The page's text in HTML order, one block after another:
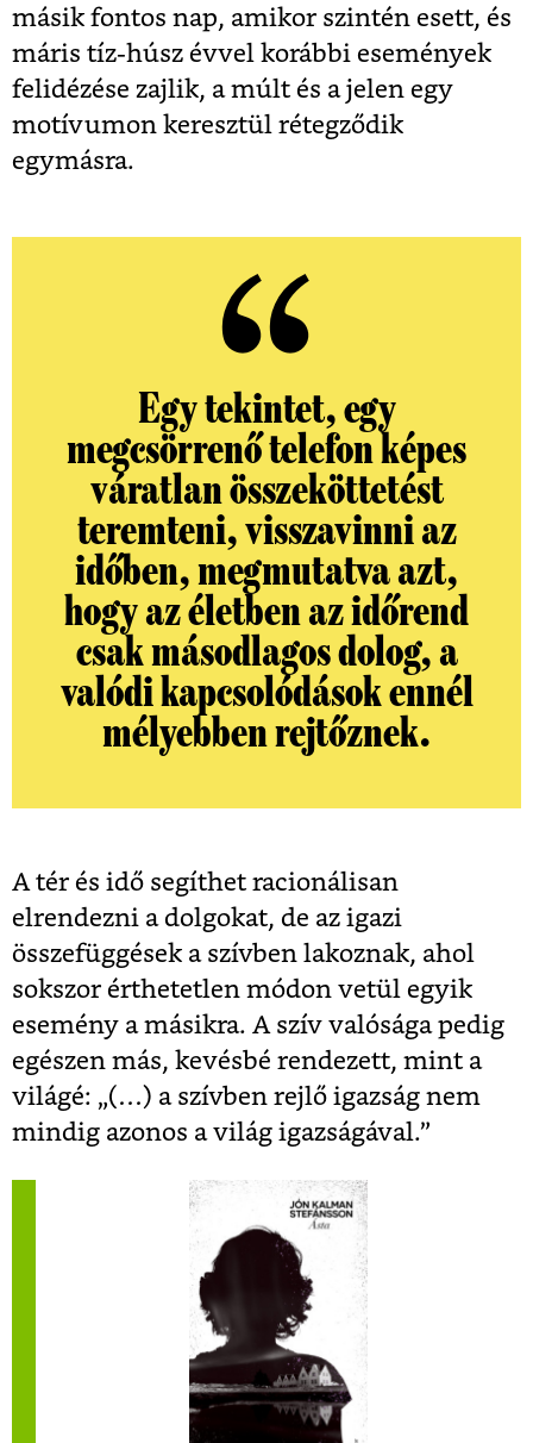
másik fontos nap, amikor szintén esett, és
máris tíz-húsz évvel korábbi események
felidézése zajlik, a múlt és a jelen egy
motívumon keresztül rétegződik
egymásra.
Egy tekintet, egy
megcsörrenő telefon képes
váratlan összeköttetést
teremteni, visszavinni az
időben, megmutatva azt,
hogy az életben az időrend
csak másodlagos dolog, a
valódi kapcsolódások ennél
mélyebben rejtőznek.
A tér és idő segíthet racionálisan
elrendezni a dolgokat, de az igazi
összefüggések a szívben lakoznak, ahol
sokszor érthetetlen módon vetül egyik
esemény a másikra. A szív valósága pedig
egészen más, kevésbé rendezett, mint a
világé: „(…) a szívben rejlő igazság nem
mindig azonos a világ igazságával.”